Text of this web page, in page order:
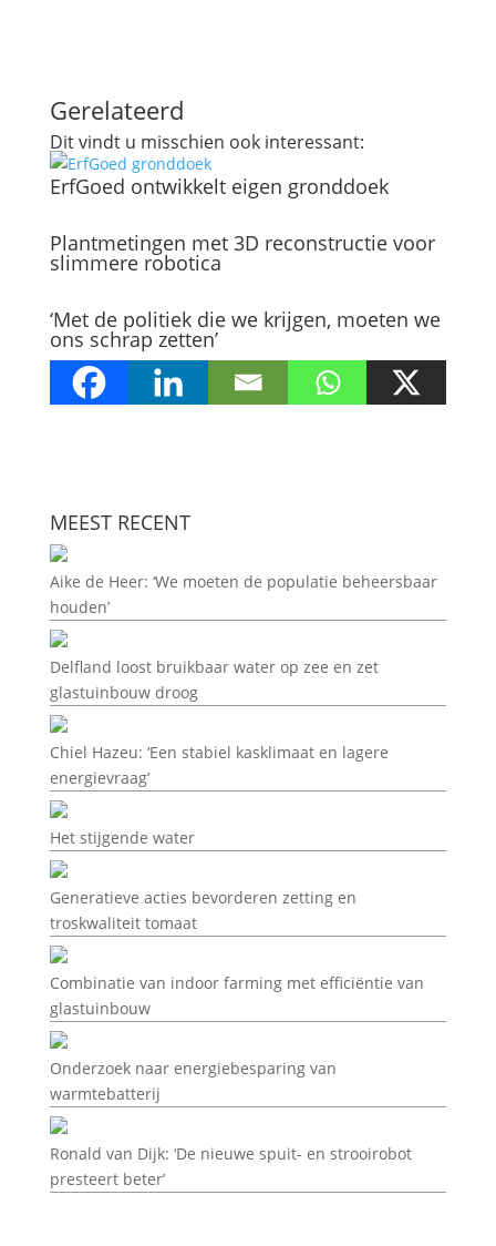
Gerelateerd
Dit vindt u misschien ook interessant:
ErfGoed ontwikkelt eigen gronddoek
Plantmetingen met 3D reconstructie voor
slimmere robotica
‘Met de politiek die we krijgen, moeten we
ons schrap zetten’
MEEST RECENT
Aike de Heer: ‘We moeten de populatie beheersbaar
houden’
Delfland loost bruikbaar water op zee en zet
glastuinbouw droog
Chiel Hazeu: ‘Een stabiel kasklimaat en lagere
energievraag’
Het stijgende water
Generatieve acties bevorderen zetting en
troskwaliteit tomaat
Combinatie van indoor farming met efficiëntie van
glastuinbouw
Onderzoek naar energiebesparing van
warmtebatterij
Ronald van Dijk: ‘De nieuwe spuit- en strooirobot
presteert beter’